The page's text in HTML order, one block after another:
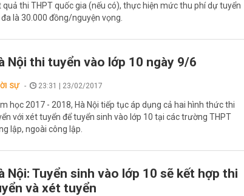
quả thi THPT quốc gia (nếu có), thực hiện mức thu phí dự tuyển
là 30.000 đồng/nguyện vọng.
Nội thi tuyển vào lớp 10 ngày 9/6
SỰ 23:31 | 23/02/2017
học 2017 - 2018, Hà Nội tiếp tục áp dụng cả hai hình thức thi
với xét tuyển để tuyển sinh vào lớp 10 tại các trường THPT
lập, ngoài công lập.
Nội: Tuyển sinh vào lớp 10 sẽ kết hợp thi
và xét tuyển